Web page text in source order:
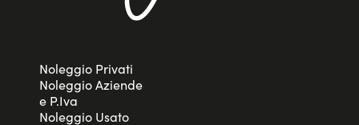
Noleggio Privati
Noleggio Aziende
e P.Iva
Noleggio Usato